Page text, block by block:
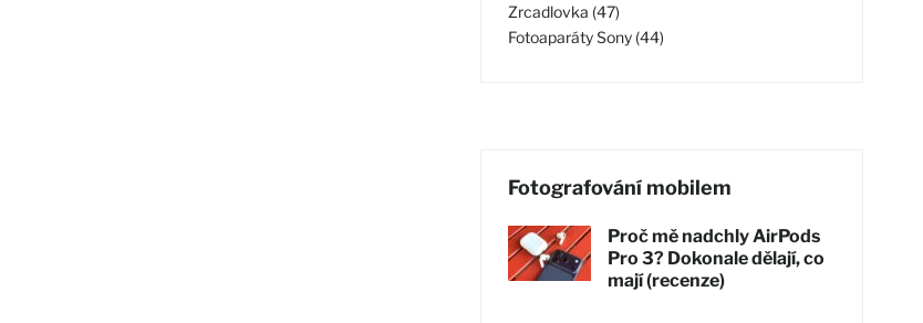
Zrcadlovka (47)
Fotoaparáty Sony (44)
Fotografování mobilem
Proč mě nadchly AirPods
Pro 3? Dokonale dělají, co
mají (recenze)